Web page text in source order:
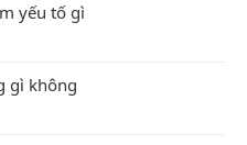
yếu tố gì
gì không